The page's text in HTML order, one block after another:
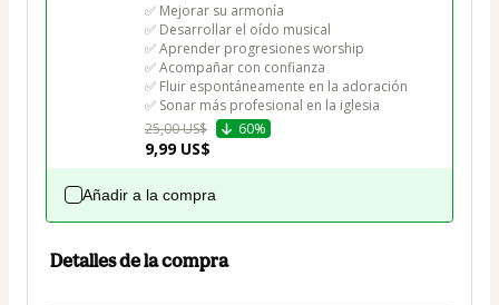
✅ Mejorar su armonía
✅ Desarrollar el oído musical
✅ Aprender progresiones worship
✅ Acompañar con confianza
✅ Fluir espontáneamente en la adoración
✅ Sonar más profesional en la iglesia
25,00 US$
60%
9,99 US$
Añadir a la compra
Detalles de la compra